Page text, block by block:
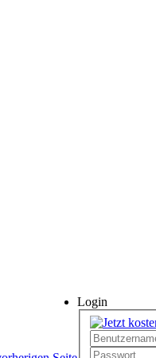
Login